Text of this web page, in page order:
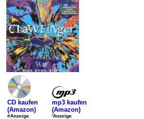
CD kaufen
(Amazon)
#Anzeige
mp3 kaufen
(Amazon)
'Anzeige